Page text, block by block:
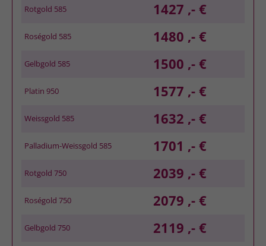
Rotgold 585 1427 ,- €
Roségold 585 1480 ,- €
Gelbgold 585 1500 ,- €
Platin 950 1577 ,- €
Weissgold 585 1632 ,- €
Palladium-Weissgold 585 1701 ,- €
Rotgold 750 2039 ,- €
Roségold 750 2079 ,- €
Gelbgold 750 2119 ,- €